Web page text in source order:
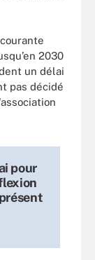
2030
un délai
pas décidé
pour